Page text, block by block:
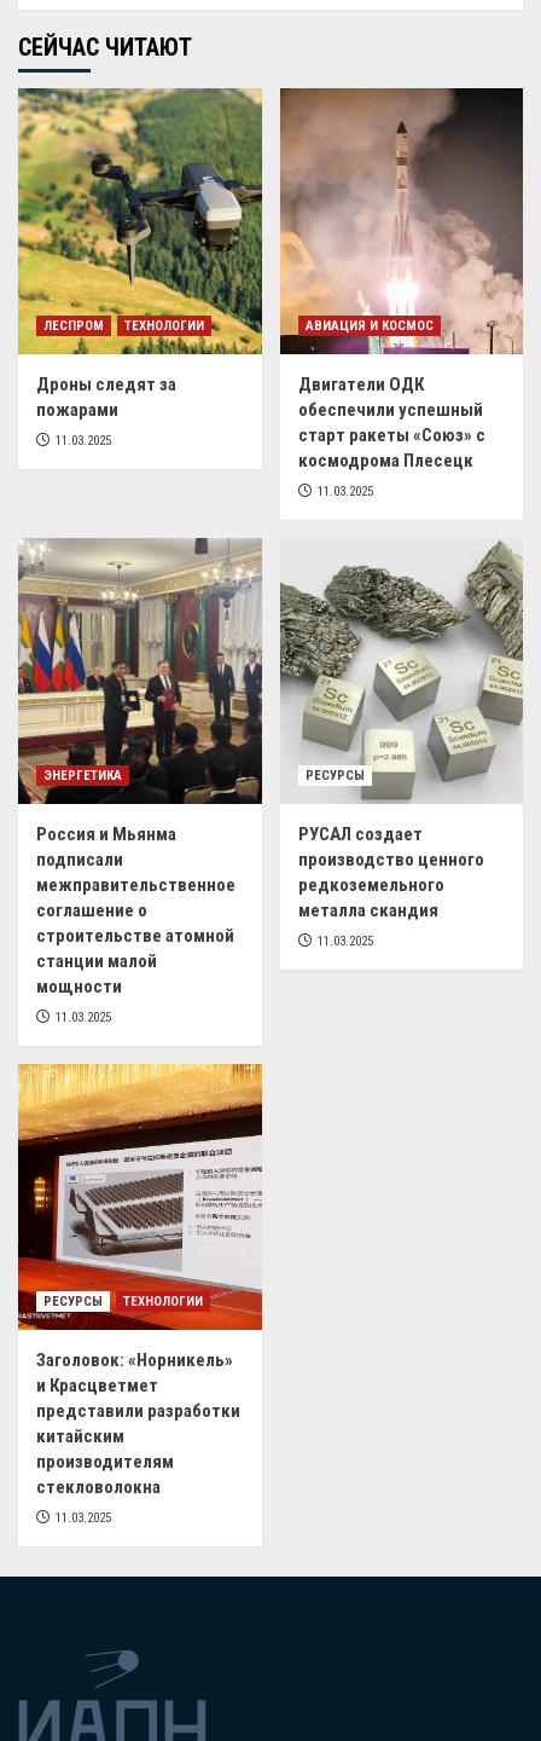
СЕЙЧАС ЧИТАЮТ
ЛЕСПРОМ ТЕХНОЛОГИИ
Дроны следят за
пожарами
11.03.2025
АВИАЦИЯ И КОСМОС
Двигатели ОДК
обеспечили успешный
старт ракеты «Союз» с
космодрома Плесецк
11.03.2025
ЭНЕРГЕТИКА
Россия и Мьянма
подписали
межправительственное
соглашение о
строительстве атомной
станции малой
мощности
11.03.2025
РЕСУРСЫ
РУСАЛ создает
производство ценного
редкоземельного
металла скандия
11.03.2025
РЕСУРСЫ ТЕХНОЛОГИИ
Заголовок: «Норникель»
и Красцветмет
представили разработки
китайским
производителям
стекловолокна
11.03.2025